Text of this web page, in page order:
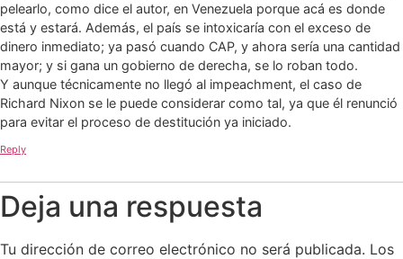
pelearlo, como dice el autor, en Venezuela porque acá es donde
está y estará. Además, el país se intoxicaría con el exceso de
dinero inmediato; ya pasó cuando CAP, y ahora sería una cantidad
mayor; y si gana un gobierno de derecha, se lo roban todo.
Y aunque técnicamente no llegó al impeachment, el caso de
Richard Nixon se le puede considerar como tal, ya que él renunció
para evitar el proceso de destitución ya iniciado.
Reply
Deja una respuesta
Tu dirección de correo electrónico no será publicada. Los